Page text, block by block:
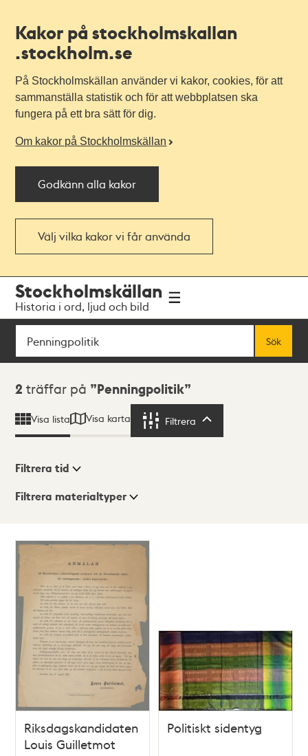
Kakor på stockholmskallan
.stockholm.se
På Stockholmskällan använder vi kakor, cookies, för att
sammanställa statistik och för att webbplatsen ska
fungera på ett bra sätt för dig.
Om kakor på Stockholmskällan
Godkänn alla kakor
Välj vilka kakor vi får använda
navigationen
huvudinnehållet
Stockholmskällan
Historia i ord, ljud och bild
Sök
Sök
Sökresultat
2 träffar på Penningpolitik
Visa lista Visa karta Filtrera
Visningsläge
Filtrera tid
Filtrera materialtyper
träffar
Riksdagskandidaten
Louis Guilletmot
Politiskt sidentyg